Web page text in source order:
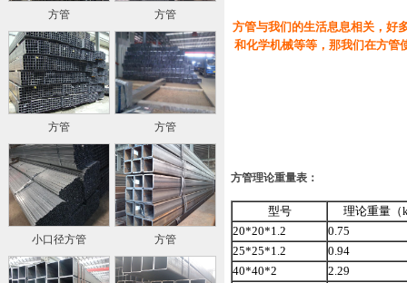
方管 方管
方管 方管
小口径方管 方管
方管与我们的生活息息相关，好
和化学机械等等，那我们在方管
方管理论重量表：
型号
理论重量（
20*20*1.2
0.75
25*25*1.2
0.94
40*40*2
2.29